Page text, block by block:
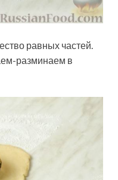
равных частей.
разминаем в